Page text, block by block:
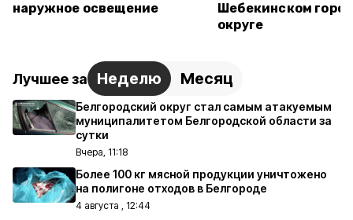
наружное освещение
Шебекинском
округе
Лучшее за Неделю Месяц
Белгородский округ стал самым атакуемым
муниципалитетом Белгородской области за
сутки
Вчера, 11:18
Более 100 кг мясной продукции уничтожено
на полигоне отходов в Белгороде
4 августа , 12:44